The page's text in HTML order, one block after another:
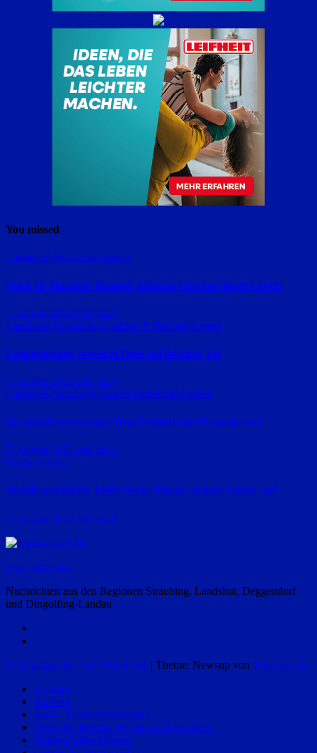
You missed
Landkreis Straubing-Bogen
Nach elf Monaten Bauzeit: Irlbachs Ortsdurchfahrt fertig
7. August 2026 red_ra24
Landkreis Dingolfing-Landau Polizeimeldungen
Ladendetektiv erwischt Dieb auf frischer Tat
7. August 2026 red_ra24
Landkreis Straubing-Bogen Polizeimeldungen
Zu schnell unterwegs: Drei Verletzte bei Frontalcrash
7. August 2026 red_ra24
Niederbayern
Waldbrandgefahr bleibt hoch: Flieger steigen wieder auf
7. August 2026 red_ra24
regio-aktuell24
Nachrichten aus den Regionen Straubing, Landshut, Deggendorf
und Dingolfing-Landau
Stolz präsentiert von WordPress | Theme: Newsup von Themeansar
Kontakt
Autoren
(pm) – Pressemitteilungen
Wenn Ihr Beitrag bei uns nicht erscheint
Datenschutzerklärung